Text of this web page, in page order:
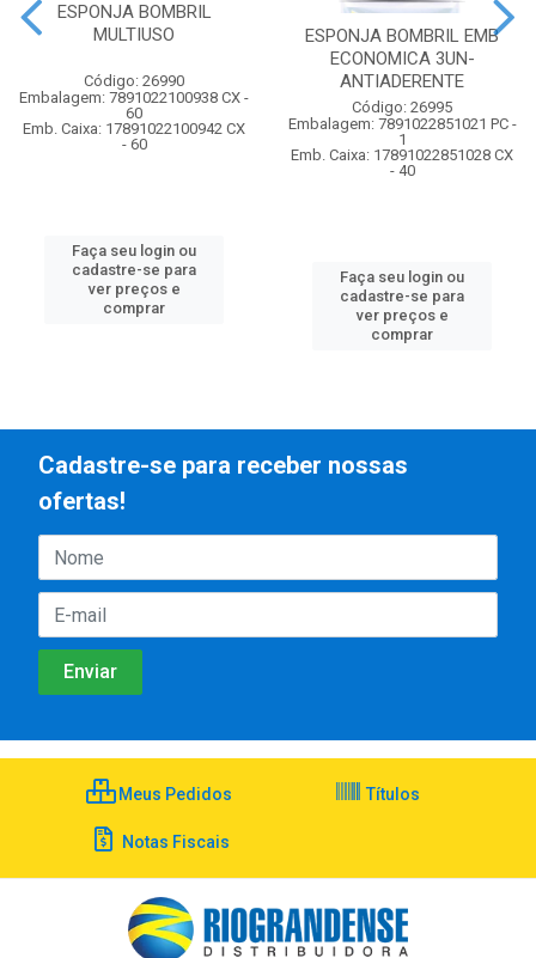
ESPONJA BOMBRIL
MULTIUSO
Código: 26990
Embalagem: 7891022100938 CX -
60
Emb. Caixa: 17891022100942 CX
- 60
Faça seu login ou
cadastre-se para
ver preços e
comprar
ESPONJA BOMBRIL EMB
ECONOMICA 3UN-
ANTIADERENTE
Código: 26995
Embalagem: 7891022851021 PC -
1
Emb. Caixa: 17891022851028 CX
- 40
Faça seu login ou
cadastre-se para
ver preços e
comprar
Cadastre-se para receber nossas
ofertas!
Meus Pedidos Títulos
Notas Fiscais